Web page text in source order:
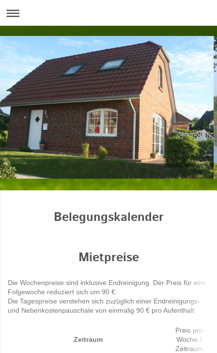
Belegungskalender
Mietpreise
Die Wochenpreise sind inklusive Endreinigung. Der Preis für eine
Folgewoche reduziert sich um 90 €.
Die Tagespreise verstehen sich zuzüglich einer Endreinigungs-
und Nebenkostenpauschale von einmalig 90 € pro Aufenthalt
Zeitraum
Preis pro
Woche /
Zeitraum